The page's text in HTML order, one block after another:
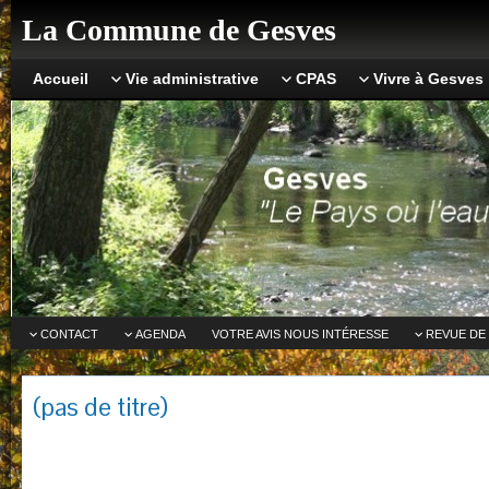
La Commune de Gesves
Accueil Vie administrative CPAS Vivre à Gesves
CONTACT AGENDA VOTRE AVIS NOUS INTÉRESSE REVUE DE
(pas de titre)